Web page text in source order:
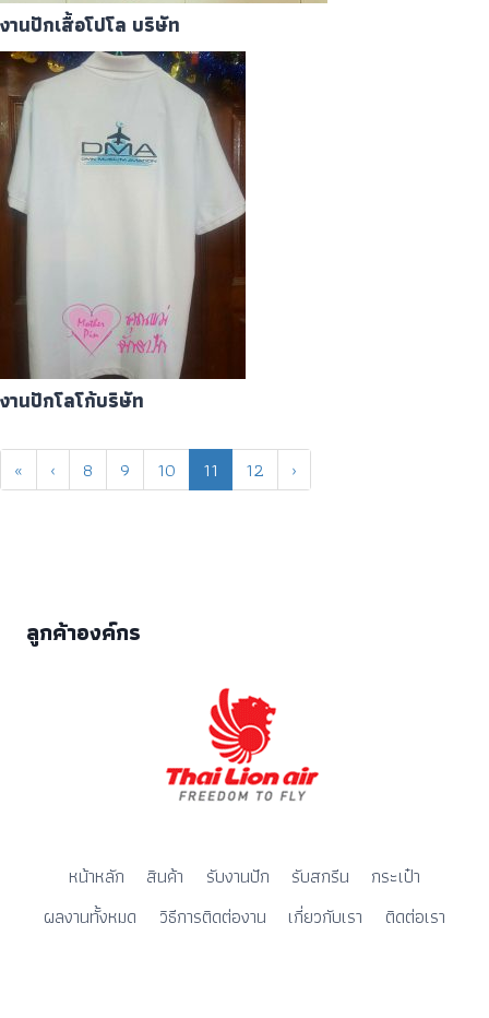
งานปักเสื้อโปโล บริษัท
งานปักโลโก้บริษัท
« ‹ 8 9 10 11 12 ›
ลูกค้าองค์กร
หน้าหลัก สินค้า รับงานปัก รับสกรีน
กระเป๋า
ผลงานทั้งหมด
วิธีการติดต่องาน เกี่ยวกับเรา ติดต่อเรา